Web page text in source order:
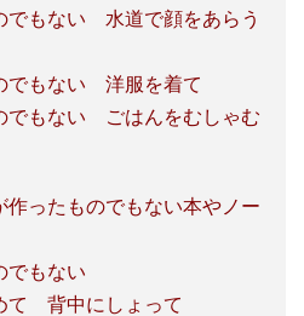
でもない 水道で顔をあらう
でもない 洋服を着て
でもない ごはんをむしゃむ
ったものでもない本やノー
でもない
て 背中にしょって